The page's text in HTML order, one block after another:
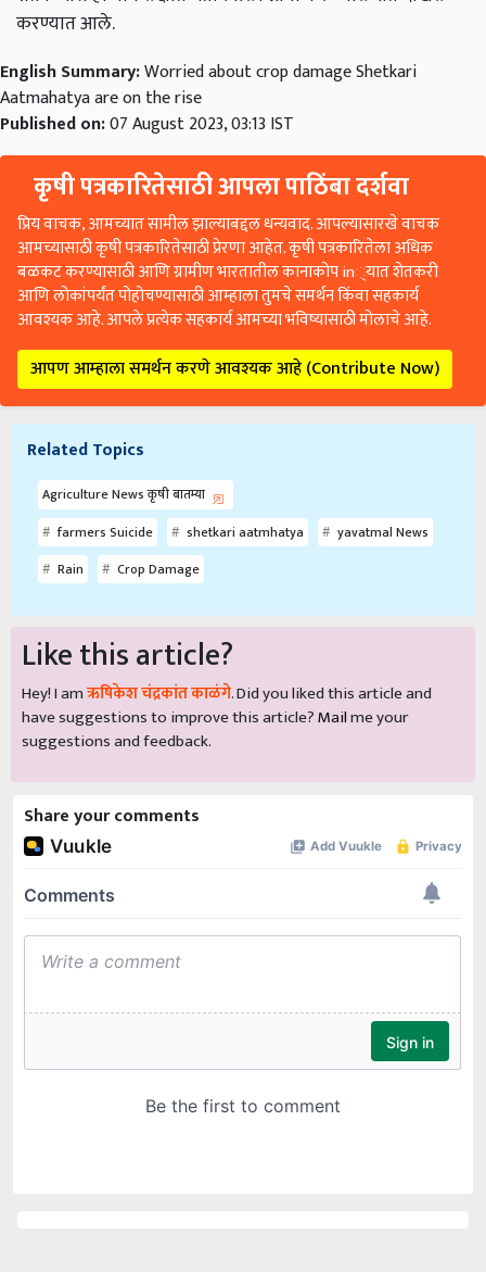
करण्यात आले.
English Summary:Worried about crop damage Shetkari
Aatmahatya are on the rise
Published on:07 August 2023, 03:13 IST
कृषी पत्रकारितेसाठी आपला पाठिंबा दर्शवा
प्रिय वाचक, आमच्यात सामील झाल्याबद्दल धन्यवाद. आपल्यासारखे वाचक
आमच्यासाठी कृषी पत्रकारितेसाठी प्रेरणा आहेत. कृषी पत्रकारितेला अधिक
बळकट करण्यासाठी आणि ग्रामीण भारतातील कानाकोप in्यात शेतकरी
आणि लोकांपर्यंत पोहोचण्यासाठी आम्हाला तुमचे समर्थन किंवा सहकार्य
आवश्यक आहे. आपले प्रत्येक सहकार्य आमच्या भविष्यासाठी मोलाचे आहे.
आपण आम्हाला समर्थन करणे आवश्यक आहे (Contribute Now)
Related Topics
Agriculture News कृषी बातम्या
farmers Suicide
shetkari aatmhatya
yavatmal News
Rain
Crop Damage
Like this article?
Hey! I amऋषिकेश चंद्रकांत काळंगे. Did you liked this article and
have suggestions to improve this article?Mailme your
suggestions and feedback.
Share your comments